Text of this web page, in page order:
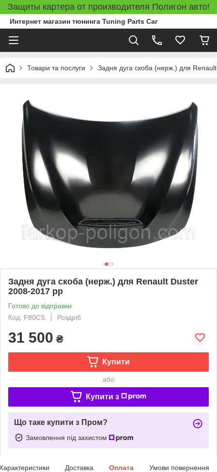
Защиты картера от производителя Полигон авто!
Интернет магазин тюнинга Tuning Parts Car
Товари та послуги Задня дуга скоба (нерж.) для
Задня дуга скоба (нерж.) для Renault Duster
2008-2017 рр
Готово до відправки
Код: F80CS
Роздріб
31 500 ₴
Купити
або
Купити з
Що таке купити з Пром?
Замовлення під захистом
Доставка Оплата Умови повернення